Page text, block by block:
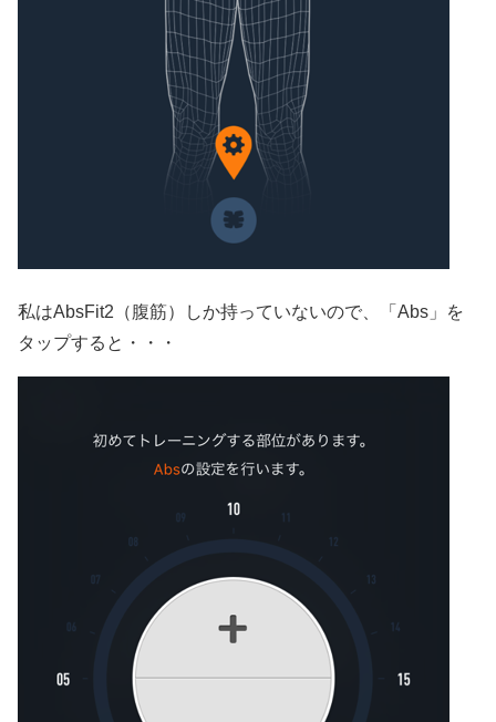
私はAbsFit2（腹筋）しか持っていないので、「Abs」を
タップすると・・・